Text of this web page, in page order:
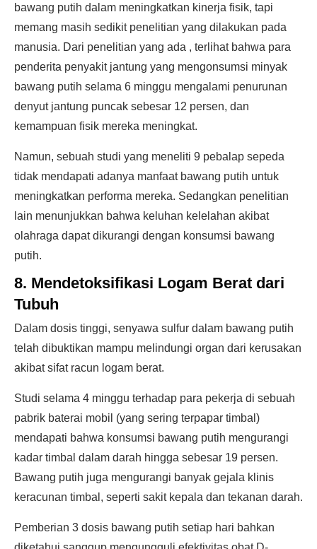
bawang putih dalam meningkatkan kinerja fisik, tapi
memang masih sedikit penelitian yang dilakukan pada
manusia. Dari penelitian yang ada , terlihat bahwa para
penderita penyakit jantung yang mengonsumsi minyak
bawang putih selama 6 minggu mengalami penurunan
denyut jantung puncak sebesar 12 persen, dan
kemampuan fisik mereka meningkat.
Namun, sebuah studi yang meneliti 9 pebalap sepeda
tidak mendapati adanya manfaat bawang putih untuk
meningkatkan performa mereka. Sedangkan penelitian
lain menunjukkan bahwa keluhan kelelahan akibat
olahraga dapat dikurangi dengan konsumsi bawang
putih.
8. Mendetoksifikasi Logam Berat dari
Tubuh
Dalam dosis tinggi, senyawa sulfur dalam bawang putih
telah dibuktikan mampu melindungi organ dari kerusakan
akibat sifat racun logam berat.
Studi selama 4 minggu terhadap para pekerja di sebuah
pabrik baterai mobil (yang sering terpapar timbal)
mendapati bahwa konsumsi bawang putih mengurangi
kadar timbal dalam darah hingga sebesar 19 persen.
Bawang putih juga mengurangi banyak gejala klinis
keracunan timbal, seperti sakit kepala dan tekanan darah.
Pemberian 3 dosis bawang putih setiap hari bahkan